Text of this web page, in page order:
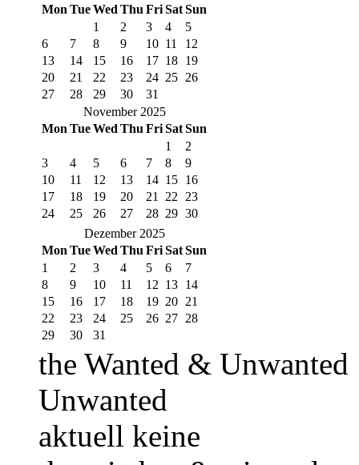
Mon TueWed Thu FriSatSun
1
2 3 4
5
6
7 8 9 10 11
12
13
14 15 16 17 18 19
20
21 22 23 24 25 26
27
28 29 30
31
November 2025
Mon TueWed Thu FriSatSun
1
2
3
4 5 6 7 8
9
10
11 12 13 14 15 16
17
18 19 20 21 22
23
24
25 26 27 28 29 30
Dezember 2025
Mon TueWed Thu FriSatSun
1
2 3 4 5 6
7
8
9 10 11 12 13 14
15
16 17 18 19 20 21
22
23 24 25 26 27 28
29
30 31
the Wanted & Unwanted
Unwanted
aktuell keine